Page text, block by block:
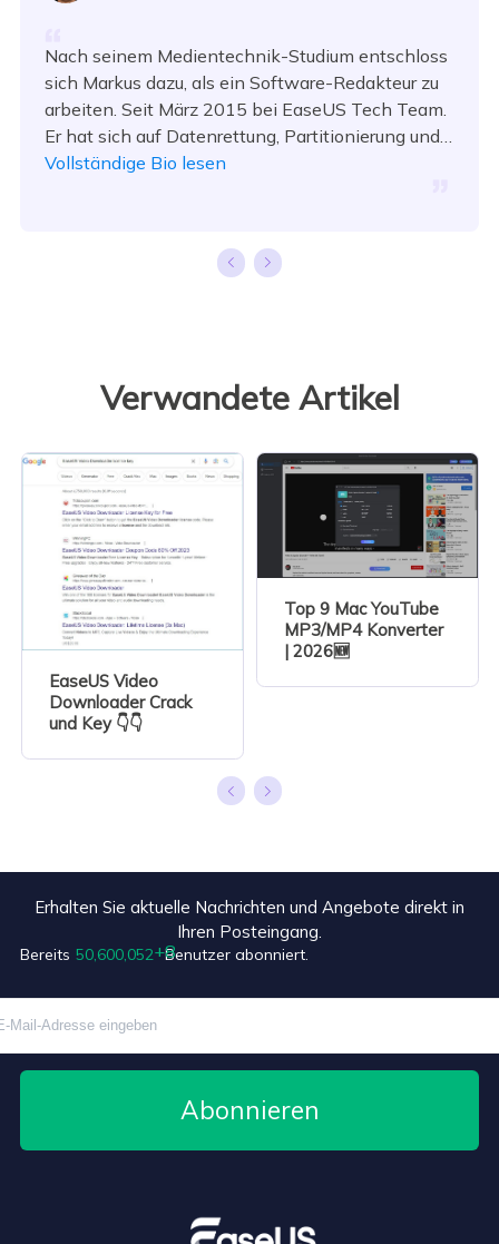
Nach seinem Medientechnik-Studium entschloss
sich Markus dazu, als ein Software-Redakteur zu
arbeiten. Seit März 2015 bei EaseUS Tech Team.
Er hat sich auf Datenrettung, Partitionierung und
Datensicherung spezialisiert.…
Vollständige Bio lesen
Verwandete Artikel
EaseUS Video
Downloader Crack
und Key 👇👇
Top 9 Mac YouTube
MP3/MP4 Konverter
| 2026🆕
Erhalten Sie aktuelle Nachrichten und Angebote direkt in
Ihren Posteingang.
Bereits 50,600,052 Benutzer abonniert.
Abonnieren
+8